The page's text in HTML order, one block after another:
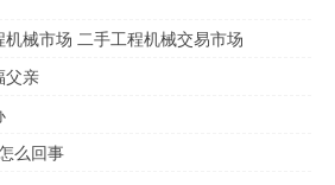
械市场 二手工程机械交易市场
父亲
么回事